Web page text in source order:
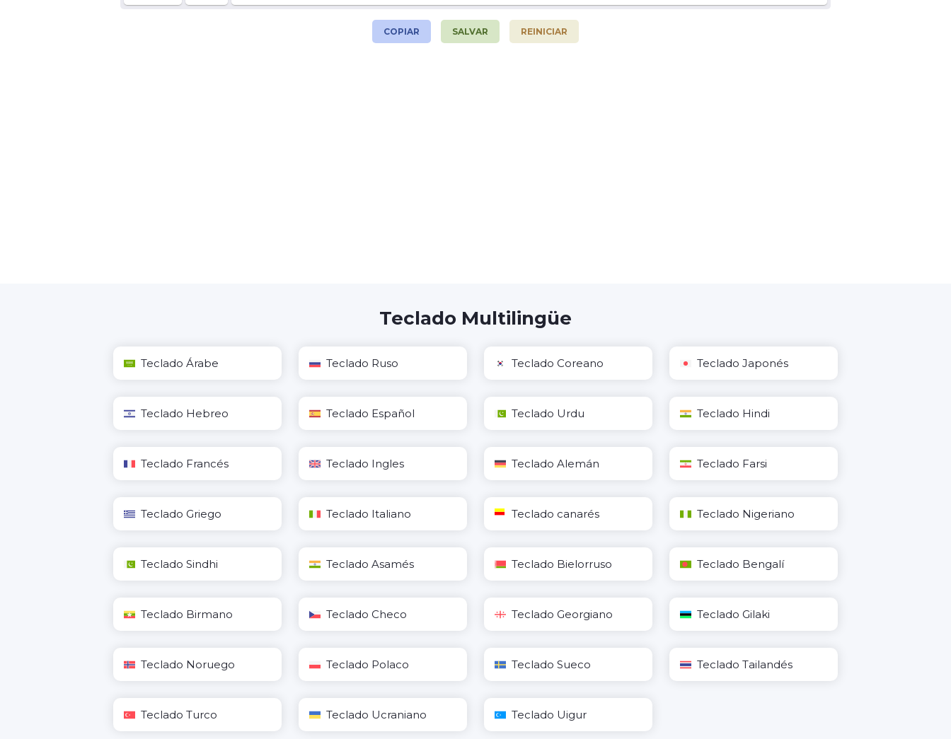
COPIAR SALVAR REINICIAR
Teclado Multilingüe
Teclado Árabe Teclado Ruso Teclado Coreano Teclado Japonés
Teclado Hebreo Teclado Español Teclado Urdu Teclado Hindi
Teclado Francés Teclado Ingles Teclado Alemán Teclado Farsi
Teclado Griego Teclado Italiano Teclado canarés Teclado Nigeriano
Teclado Sindhi Teclado Asamés Teclado Bielorruso Teclado Bengalí
Teclado Birmano Teclado Checo Teclado Georgiano Teclado Gilaki
Teclado Noruego Teclado Polaco Teclado Sueco Teclado Tailandés
Teclado Turco Teclado Ucraniano Teclado Uigur